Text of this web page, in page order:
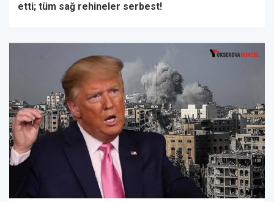
etti; tüm sağ rehineler serbest!